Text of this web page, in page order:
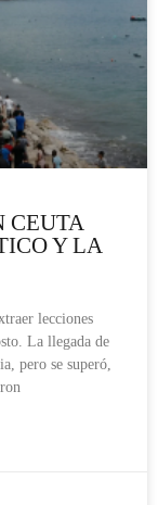
CEUTA
Y LA
lecciones
La llegada de
pero se superó,